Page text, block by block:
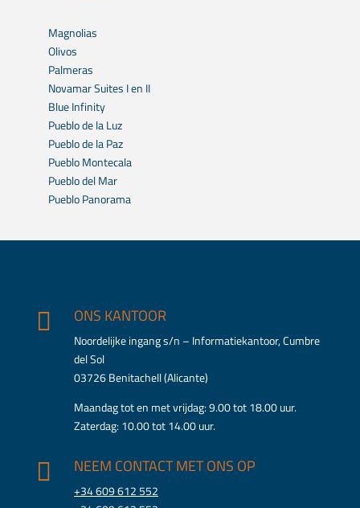
Magnolias
Olivos
Palmeras
Novamar Suites I en II
Blue Infinity
Pueblo de la Luz
Pueblo de la Paz
Pueblo Montecala
Pueblo del Mar
Pueblo Panorama
 ONS KANTOOR
Noordelijke ingang s/n – Informatiekantoor, Cumbre
del Sol
03726 Benitachell (Alicante)
Maandag tot en met vrijdag: 9.00 tot 18.00 uur.
Zaterdag: 10.00 tot 14.00 uur.
 NEEM CONTACT MET ONS OP
+34 609 612 552